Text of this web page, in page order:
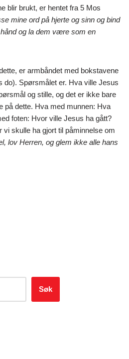
blir brukt, er hentet fra 5 Mos
mine ord på hjerte og sinn og bind
og la dem være som en
er armbåndet med bokstavene
do). Spørsmålet er. Hva ville Jesus
og stille, og det er ikke bare
på dette. Hva med munnen: Hva
foten: Hvor ville Jesus ha gått?
vi skulle ha gjort til påminnelse om
lov Herren, og glem ikke alle hans
Søk